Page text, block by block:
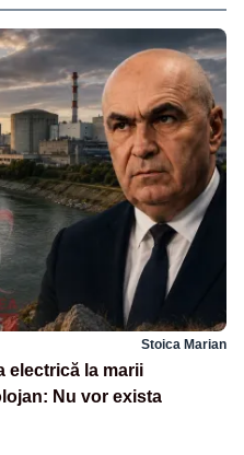
Stoica Marian
electrică la marii
Nu vor exista